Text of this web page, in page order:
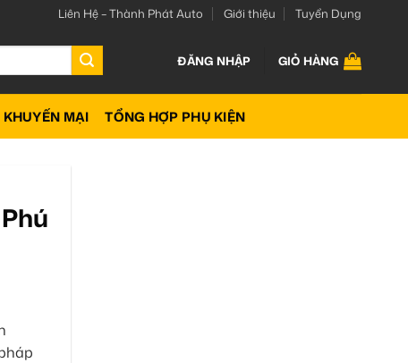
Liên Hệ – Thành Phát Auto Giới thiệu Tuyển Dụng
ĐĂNG NHẬP GIỎ HÀNG
KHUYẾN MẠI TỔNG HỢP PHỤ KIỆN